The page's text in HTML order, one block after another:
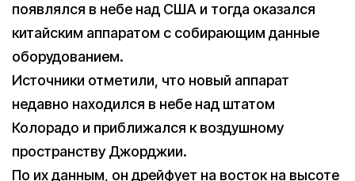
появлялся в небе над США и тогда оказался
китайским аппаратом с собирающим данные
оборудованием.
Источники отметили, что новый аппарат
недавно находился в небе над штатом
Колорадо и приближался к воздушному
пространству Джорджии.
По их данным, он дрейфует на восток на высоте